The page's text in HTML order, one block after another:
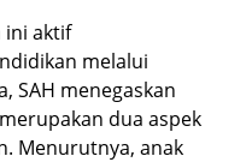
ini aktif
melalui
SAH menegaskan
dua aspek
Menurutnya, anak